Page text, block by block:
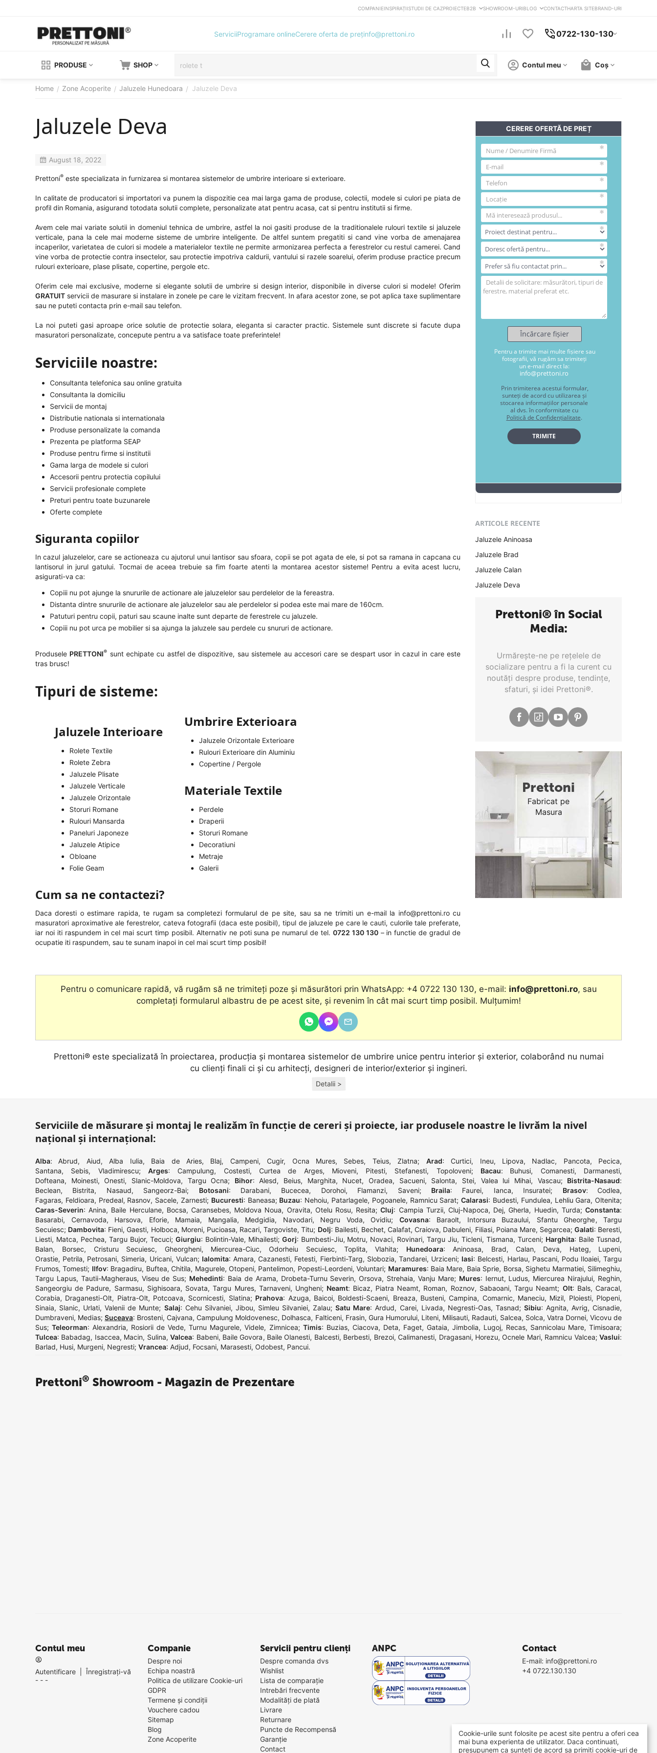
COMPANIEINSPIRAȚIISTUDII DE CAZPROIECTEB2B SHOWROOM-URIBLOG CONTACTHARTA SITEBRAND-URI
ServiciiProgramare onlineCerere oferta de preținfo@prettoni.ro 0722-130-130
PRODUSE SHOP Coș
Contul meu
Home / Zone Acoperite / Jaluzele Hunedoara / Jaluzele Deva
Jaluzele Deva
August 18, 2022
Prettoni® este specializata in furnizarea si montarea sistemelor de umbrire interioare si exterioare.
In calitate de producatori si importatori va punem la dispozitie cea mai larga gama de produse, colectii, modele si culori pe piata de
profil din Romania, asigurand totodata solutii complete, personalizate atat pentru acasa, cat si pentru institutii si firme.
Avem cele mai variate solutii in domeniul tehnica de umbrire, astfel la noi gasiti produse de la traditionalele rulouri textile si jaluzele
verticale, pana la cele mai moderne sisteme de umbrire inteligente. De altfel suntem pregatiti si cand vine vorba de amenajarea
incaperilor, varietatea de culori si modele a materialelor textile ne permite armonizarea perfecta a ferestrelor cu restul camerei. Cand
vine vorba de protectie contra insectelor, sau protectie impotriva caldurii, vantului si razele soarelui, oferim produse practice precum
rulouri exterioare, plase plisate, copertine, pergole etc.
Oferim cele mai exclusive, moderne si elegante solutii de umbrire si design interior, disponibile in diverse culori si modele! Oferim
GRATUIT servicii de masurare si instalare in zonele pe care le vizitam frecvent. In afara acestor zone, se pot aplica taxe suplimentare
sau ne puteti contacta prin e-mail sau telefon.
La noi puteti gasi aproape orice solutie de protectie solara, eleganta si caracter practic. Sistemele sunt discrete si facute dupa
masuratori personalizate, concepute pentru a va satisface toate preferintele!
Serviciile noastre:
Consultanta telefonica sau online gratuita
Consultanta la domiciliu
Servicii de montaj
Distributie nationala si internationala
Produse personalizate la comanda
Prezenta pe platforma SEAP
Produse pentru firme si institutii
Gama larga de modele si culori
Accesorii pentru protectia copilului
Servicii profesionale complete
Preturi pentru toate buzunarele
Oferte complete
Siguranta copiilor
In cazul jaluzelelor, care se actioneaza cu ajutorul unui lantisor sau sfoara, copii se pot agata de ele, si pot sa ramana in capcana cu
lantisorul in jurul gatului. Tocmai de aceea trebuie sa fim foarte atenti la montarea acestor sisteme! Pentru a evita acest lucru,
asigurati-va ca:
Copiii nu pot ajunge la snururile de actionare ale jaluzelelor sau perdelelor de la fereastra.
Distanta dintre snururile de actionare ale jaluzelelor sau ale perdelelor si podea este mai mare de 160cm.
Patuturi pentru copii, paturi sau scaune inalte sunt departe de ferestrele cu jaluzele.
Copiii nu pot urca pe mobilier si sa ajunga la jaluzele sau perdele cu snururi de actionare.
Produsele PRETTONI® sunt echipate cu astfel de dispozitive, sau sistemele au accesori care se despart usor in cazul in care este
tras brusc!
Tipuri de sisteme:
Jaluzele Interioare
Rolete Textile
Rolete Zebra
Jaluzele Plisate
Jaluzele Verticale
Jaluzele Orizontale
Storuri Romane
Rulouri Mansarda
Paneluri Japoneze
Jaluzele Atipice
Obloane
Folie Geam
Umbrire Exterioara
Jaluzele Orizontale Exterioare
Rulouri Exterioare din Aluminiu
Copertine / Pergole
Materiale Textile
Perdele
Draperii
Storuri Romane
Decoratiuni
Metraje
Galerii
Cum sa ne contactezi?
Daca doresti o estimare rapida, te rugam sa completezi formularul de pe site, sau sa ne trimiti un e-mail la info@prettoni.rocu
masuratori aproximative ale ferestrelor, cateva fotografii (daca este posibil), tipul de jaluzele pe care le cauti, culorile tale preferate,
iar noi iti raspundem in cel mai scurt timp posibil. Alternativ ne poti suna pe numarul de tel. 0722 130 130– in functie de gradul de
ocupatie iti raspundem, sau te sunam inapoi in cel mai scurt timp posibil!
CERERE OFERTĂ DE PREȚ
ARTICOLE RECENTE
Jaluzele Aninoasa
Jaluzele Brad
Jaluzele Calan
Jaluzele Deva
Prettoni® în Social
Media:
Urmăreşte-ne pe reţelele de
socializare pentru a fi la curent cu
noutăţi despre produse, tendinţe,
sfaturi, şi idei Prettoni®.
Prettoni
Fabricat pe
Masura
Pentru o comunicare rapidă, vă rugăm să ne trimiteți poze și măsurători prin WhatsApp: +4 0722 130 130, e-mail: info@prettoni.ro, sau
completați formularul albastru de pe acest site, şi revenim în cât mai scurt timp posibil. Mulțumim!
Prettoni® este specializată în proiectarea, producţia și montarea sistemelor de umbrire unice pentru interior și exterior, colaborând nu numai
cu clienţi finali ci și cu arhitecţi, designeri de interior/exterior și ingineri.
Detalii >
Serviciile de măsurare și montaj le realizăm în funcție de cereri și proiecte, iar produsele noastre le livrăm la nivel
național și internațional:
Alba: Abrud, Aiud,Alba Iulia, Baia de Aries, Blaj, Campeni, Cugir, Ocna Mures, Sebes, Teius,Zlatna; Arad: Curtici, Ineu, Lipova, Nadlac, Pancota, Pecica,
Santana, Sebis, Vladimirescu; Arges: Campulung, Costesti, Curtea de Arges, Mioveni, Pitesti, Stefanesti, Topoloveni; Bacau: Buhusi, Comanesti, Darmanesti,
Dofteana, Moinesti, Onesti, Slanic-Moldova, Targu Ocna; Bihor:Alesd, Beius, Marghita, Nucet, Oradea, Sacueni, Salonta, Stei, Valea lui Mihai, Vascau; Bistrita-Nasaud:
Beclean, Bistrita, Nasaud, Sangeorz-Bai; Botosani: Darabani, Bucecea, Dorohoi, Flamanzi, Saveni; Braila: Faurei, Ianca, Insuratei; Brasov: Codlea,
Fagaras, Feldioara, Predeal, Rasnov, Sacele, Zarnesti; Bucuresti: Baneasa; Buzau: Nehoiu, Patarlagele, Pogoanele, Ramnicu Sarat;Calarasi: Budesti, Fundulea, Lehliu Gara, Oltenita;
Caras-Severin:Anina, Baile Herculane, Bocsa, Caransebes, Moldova Noua, Oravita, Otelu Rosu, Resita;Cluj: Campia Turzii, Cluj-Napoca, Dej, Gherla, Huedin, Turda;Constanta:
Basarabi, Cernavoda, Harsova, Eforie, Mamaia, Mangalia, Medgidia, Navodari, Negru Voda, Ovidiu; Covasna: Baraolt, Intorsura Buzaului, Sfantu Gheorghe,Targu
Secuiesc; Dambovita: Fieni, Gaesti, Holboca, Moreni, Pucioasa, Racari,Targoviste,Titu; Dolj: Bailesti, Bechet, Calafat, Craiova, Dabuleni, Filiasi, Poiana Mare, Segarcea;Galati: Beresti,
Liesti, Matca, Pechea, Targu Bujor, Tecuci; Giurgiu: Bolintin-Vale, Mihailesti; Gorj: Bumbesti-Jiu, Motru, Novaci, Rovinari,Targu Jiu,Ticleni,Tismana,Turceni; Harghita: Baile Tusnad,
Balan, Borsec, Cristuru Secuiesc, Gheorgheni, Miercurea-Ciuc, Odorheiu Secuiesc, Toplita,Vlahita; Hunedoara:Aninoasa, Brad, Calan, Deva, Hateg, Lupeni,
Orastie, Petrila, Petrosani, Simeria, Uricani, Vulcan; Ialomita:Amara, Cazanesti, Fetesti, Fierbinti-Targ, Slobozia, Tandarei, Urziceni; Iasi: Belcesti, Harlau, Pascani, Podu Iloaiei,Targu
Frumos,Tomesti; Ilfov: Bragadiru, Buftea, Chitila, Magurele, Otopeni, Pantelimon, Popesti-Leordeni,Voluntari; Maramures: Baia Mare, Baia Sprie, Borsa, Sighetu Marmatiei, Silimeghiu,
Targu Lapus, Tautii-Magheraus, Viseu de Sus; Mehedinti: Baia de Arama, Drobeta-Turnu Severin, Orsova, Strehaia,Vanju Mare; Mures: Iernut, Ludus, Miercurea Nirajului, Reghin,
Sangeorgiu de Padure, Sarmasu, Sighisoara, Sovata,Targu Mures, Tarnaveni, Ungheni; Neamt: Bicaz, Piatra Neamt, Roman, Roznov, Sabaoani,Targu Neamt; Olt: Bals, Caracal,
Corabia, Draganesti-Olt, Piatra-Olt, Potcoava, Scornicesti, Slatina; Prahova: Azuga, Baicoi, Boldesti-Scaeni, Breaza, Busteni, Campina, Comarnic, Maneciu, Mizil, Ploiesti, Plopeni,
Sinaia, Slanic, Urlati,Valenii de Munte; Salaj: Cehu Silvaniei, Jibou, Simleu Silvaniei,Zalau;Satu Mare:Ardud, Carei, Livada, Negresti-Oas, Tasnad; Sibiu: Agnita,Avrig, Cisnadie,
Dumbraveni, Medias;Suceava: Brosteni, Cajvana, Campulung Moldovenesc, Dolhasca, Falticeni, Frasin, Gura Humorului, Liteni, Milisauti, Radauti, Salcea, Solca,Vatra Dornei,Vicovu de
Sus;Teleorman:Alexandria, Rosiorii de Vede,Turnu Magurele,Videle, Zimnicea; Timis: Buzias, Ciacova, Deta, Faget, Gataia, Jimbolia, Lugoj, Recas, Sannicolau Mare,Timisoara;
Tulcea: Babadag, Isaccea, Macin, Sulina,Valcea: Babeni, Baile Govora, Baile Olanesti, Balcesti, Berbesti, Brezoi, Calimanesti, Dragasani, Horezu, Ocnele Mari, Ramnicu Valcea;Vaslui:
Barlad, Husi, Murgeni, Negresti; Vrancea: Adjud, Focsani, Marasesti, Odobest, Pancui.
Prettoni® Showroom - Magazin de Prezentare
Contul meu
Autentificare
Înregistrați-vă
- - -
Companie
Despre noi
Echipa noastră
Politica de utilizare Cookie-uri
GDPR
Termene și condiții
Vouchere cadou
Sitemap
Blog
Zone Acoperite
Servicii pentru clienți
Despre comanda dvs
Wishlist
Lista de comparație
Intrebări frecvente
Modalități de plată
Livrare
Returnare
Puncte de Recompensă
Garanție
Contact
ANPC Contact
E-mail: info@prettoni.ro
+4 0722.130.130
Cookie-urile sunt folosite pe acest site pentru a oferi cea
mai buna experienta de utilizator. Daca continuati,
presupunem ca sunteti de acord sa primiti cookie-uri de